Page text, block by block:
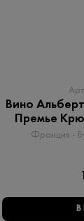
Вино
Премье
Франция -